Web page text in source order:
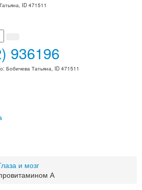
ID 471511
936196
Бобичева Татьяна, ID 471511
и мозг
А